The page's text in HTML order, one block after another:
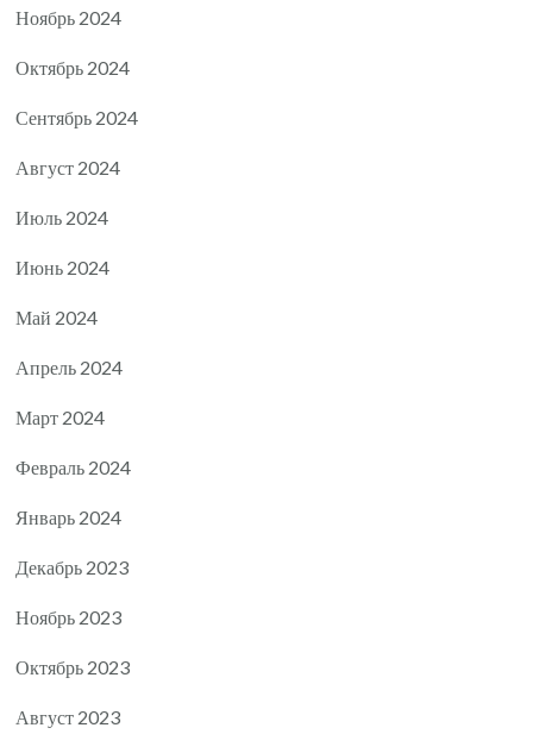
Ноябрь 2024
Октябрь 2024
Сентябрь 2024
Август 2024
Июль 2024
Июнь 2024
Май 2024
Апрель 2024
Март 2024
Февраль 2024
Январь 2024
Декабрь 2023
Ноябрь 2023
Октябрь 2023
Август 2023